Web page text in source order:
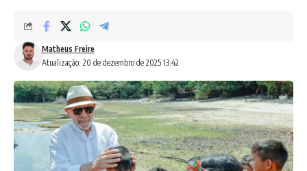
Atualização: 20 de dezembro de 2025 13:42
Matheus Freire